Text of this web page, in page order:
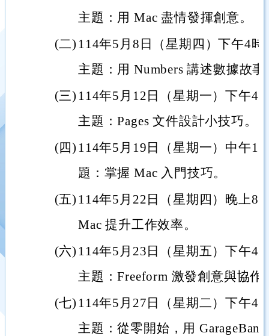
主題：用 Mac 盡情發揮創意。
(二) 114年5月8日（星期四）下午4
主題：用 Numbers 講述數據故事
(三) 114年5月12日（星期一）下午4
主題：Pages 文件設計小技巧。
(四) 114年5月19日（星期一）中午
題：掌握 Mac 入門技巧。
(五) 114年5月22日（星期四）晚上8
Mac 提升工作效率。
(六) 114年5月23日（星期五）下午4
主題：Freeform 激發創意與協作
(七) 114年5月27日（星期二）下午4
主題：從零開始，用